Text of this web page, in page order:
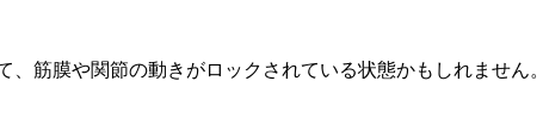
筋膜や関節の動きがロックされている状態かもしれません。